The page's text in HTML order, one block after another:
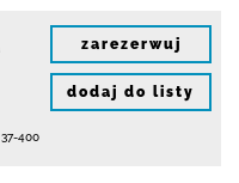
37-400
zarezerwuj
dodaj do listy